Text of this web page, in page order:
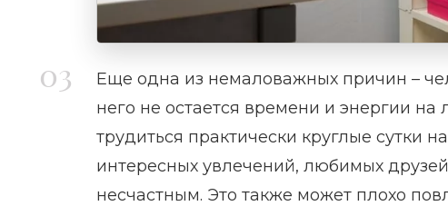
Еще одна из немаловажных причин –
него не остается времени и энергии
трудиться практически круглые сутки
интересных увлечений, любимых
несчастным. Это также может плохо